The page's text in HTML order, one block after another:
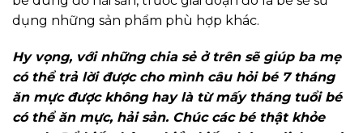
dụng những sản phẩm phù hợp khác.
Hy vọng, với những chia sẻ ở trên sẽ giúp ba mẹ
có thể trả lời được cho mình câu hỏi bé 7 tháng
ăn mực được không hay là từ mấy tháng tuổi bé
có thể ăn mực, hải sản. Chúc các bé thật khỏe